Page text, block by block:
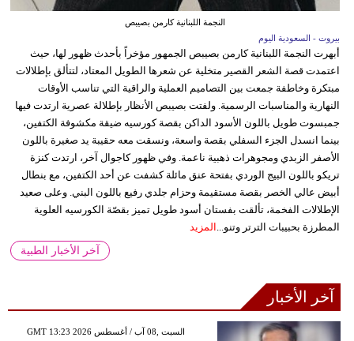
النجمة اللبنانية كارمن بصيبص
بيروت - السعودية اليوم
أبهرت النجمة اللبنانية كارمن بصيبص الجمهور مؤخراً بأحدث ظهور لها، حيث
اعتمدت قصة الشعر القصير متخلية عن شعرها الطويل المعتاد، لتتألق بإطلالات
مبتكرة وخاطفة جمعت بين التصاميم العملية والراقية التي تناسب الأوقات
النهارية والمناسبات الرسمية. ولفتت بصيبص الأنظار بإطلالة عصرية ارتدت فيها
جمبسوت طويل باللون الأسود الداكن بقصة كورسيه ضيقة مكشوفة الكتفين،
بينما انسدل الجزء السفلي بقصة واسعة، ونسقت معه حقيبة يد صغيرة باللون
الأصفر الزبدي ومجوهرات ذهبية ناعمة. وفي ظهور كاجوال آخر، ارتدت كنزة
تريكو باللون البيج الوردي بفتحة عنق مائلة كشفت عن أحد الكتفين، مع بنطال
أبيض عالي الخصر بقصة مستقيمة وحزام جلدي رفيع باللون البني. وعلى صعيد
الإطلالات الفخمة، تألقت بفستان أسود طويل تميز بقصّة الكورسيه العلوية
المطرزة بحبيبات الترتر وتنو...
المزيد
آخر الأخبار الطبية
آخر الأخبار
GMT 13:23 2026 السبت ,08 آب / أغسطس